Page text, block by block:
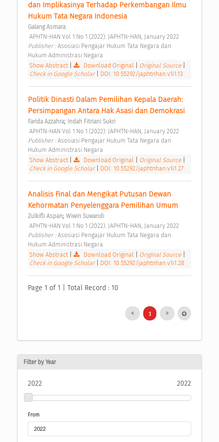
dan Implikasinya Terhadap Perkembangan Ilmu
Hukum Tata Negara Indonesia
Galang Asmara
APHTN-HAN Vol 1 No 1 (2022): JAPHTN-HAN, January 2022
Publisher : Asosiasi Pengajar Hukum Tata Negara dan
Hukum Administrasi Negara
Show Abstract| Download Original Original Source
Check in Google Scholar
DOI: 10.55292/japhtnhan.v1i1.13
Politik Dinasti Dalam Pemilihan Kepala Daerah:
Persimpangan Antara Hak Asasi dan Demokrasi
Farida Azzahra; Indah Fitriani Sukri
APHTN-HAN Vol 1 No 1 (2022): JAPHTN-HAN, January 2022
Publisher : Asosiasi Pengajar Hukum Tata Negara dan
Hukum Administrasi Negara
Show Abstract| Download Original Original Source
Check in Google Scholar
DOI: 10.55292/japhtnhan.v1i1.27
Analisis Final dan Mengikat Putusan Dewan
Kehormatan Penyelenggara Pemilihan Umum
Zulkifli Aspan; Wiwin Suwandi
APHTN-HAN Vol 1 No 1 (2022): JAPHTN-HAN, January 2022
Publisher : Asosiasi Pengajar Hukum Tata Negara dan
Hukum Administrasi Negara
Show Abstract| Download Original Original Source
Check in Google Scholar
DOI: 10.55292/japhtnhan.v1i1.28
Page 1 of 1 | Total Record : 10
1
Filter by Year
2022 2022
From